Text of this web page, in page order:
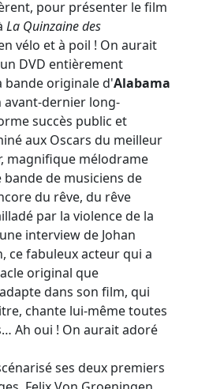
pour présenter le film
La Quinzaine des
vélo et à poil ! On aurait
DVD entièrement
bande originale d'Alabama
avant-dernier long-
succès public et
aux Oscars du meilleur
magnifique mélodrame
bande de musiciens de
du rêve, du rêve
par la violence de la
interview de Johan
ce fabuleux acteur qui a
original que
dans son film, qui
chante lui-même toutes
Ah oui ! On aurait adoré
ses deux premiers